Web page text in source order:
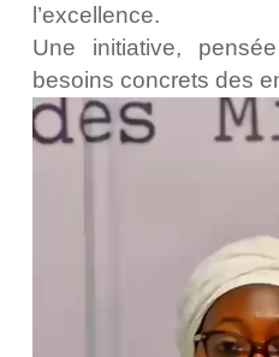
l’excellence.
Une initiative,
besoins concrets des
Lecteur
vidéo